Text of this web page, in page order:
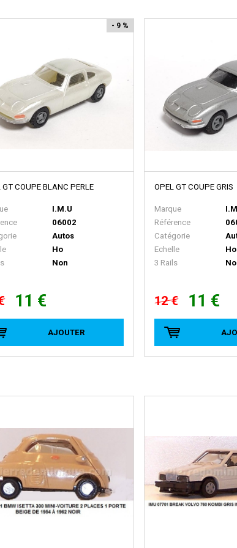
GT COUPE BLANC PERLE
I.M.U
06002
Autos
Ho
Non
- 9 %
11 €
AJOUTER
OPEL GT COUPE GRIS
Marque
Référence
Catégorie
Echelle
Ho
3 Rails
12 € 11 €